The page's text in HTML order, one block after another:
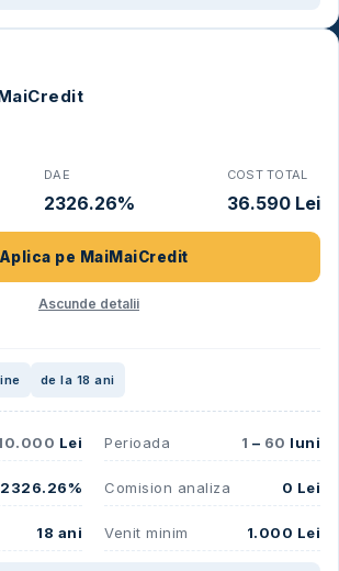
DAE
2326.26%
COST TOTAL
36.590 Lei
Aplica pe MaiMaiCredit
Ascunde detalii
de la 18 ani
Lei Perioada 1 – 60 luni
2326.26% Comision analiza 0 Lei
18 ani Venit minim 1.000 Lei